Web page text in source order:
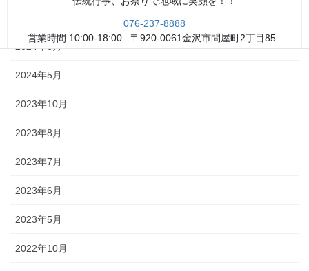
2024年6月
2024年5月
2023年10月
2023年8月
2023年7月
2023年6月
2023年5月
2022年10月
076-237-8888
営業時間 10:00-18:00 〒920-0061金沢市問屋町2丁目85
(FAX076-237-7150)